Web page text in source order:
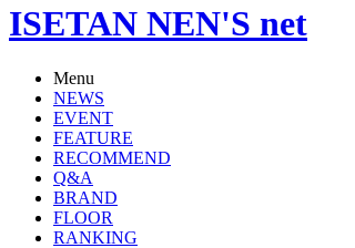
ISETAN NEN'S net
Menu
NEWS
EVENT
FEATURE
RECOMMEND
Q&A
BRAND
FLOOR
RANKING